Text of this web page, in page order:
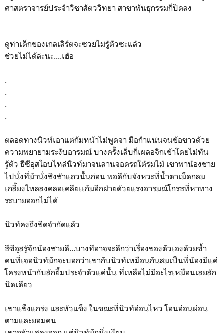
ศาสตราจารย์ประจำวิชาสัตววิทยา สาขาพันธุกรรมก็ปิดลง
ดูท่าเด็กของเกลเลิร์ตจะซวยไม่รู้ตัวซะแล้ว
ช่วยไม่ได้ล่ะนะ....เฮ้อ
.
.
.
.
ตลอดทางนิวท์เอาแต่ก้มหน้าไม่พูดจา มือกำแน่นจนข้อขาวด้วย
ความพยายามระงับอารมณ์ บางครั้งเล็บก็เผลอจิกเข้าโดยไม่ทัน
รู้ตัว ธีซีอุสโอบไหล่นิวท์มาจนลานจอดรถใต้ร่มไม้ เขาพาน้องชาย
ไปนั่งที่ม้านั่งชิงช้าแถวนั้นก่อน พอดีกับจังหวะที่น้ำตาเม็ดกลม
เกลี้ยงไหลลงคลอเคลียเเก้มอีกฝ่ายด้วยแรงอารมณ์โกรธที่หาทาง
ระบายออกไม่ได้
นิวท์คงถึงขีดจำกัดแล้ว
ธีซีอุสรู้จักน้องชายดี...บางทีอาจจะดีกว่าเรื่องของตัวเองด้วยซ้ำ
คนที่เจอนิวท์มักจะบอกว่าเขากับนิวท์เหมือนกันสมเป็นพี่น้องมีแค่
โครงหน้ากับลักยิ้มประจำตัวแค่นั้น ที่เหลือไม่มีอะไรเหมือนเลยสัก
นิดเดียว
เขาแข็งแกร่ง และหัวแข็ง ในขณะที่นิวท์อ่อนไหว โอนอ่อนผ่อน
ตามและยอมคน